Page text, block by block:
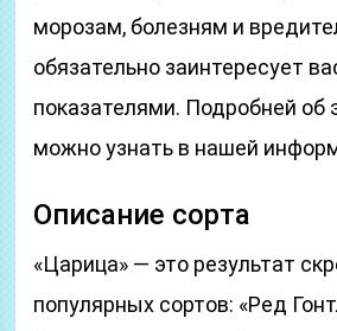
морозам, болезням и
обязательно заинтересует
показателями. Подробней об
можно узнать в нашей
Описание сорта
«Царица» — это результат
популярных сортов: «Ред